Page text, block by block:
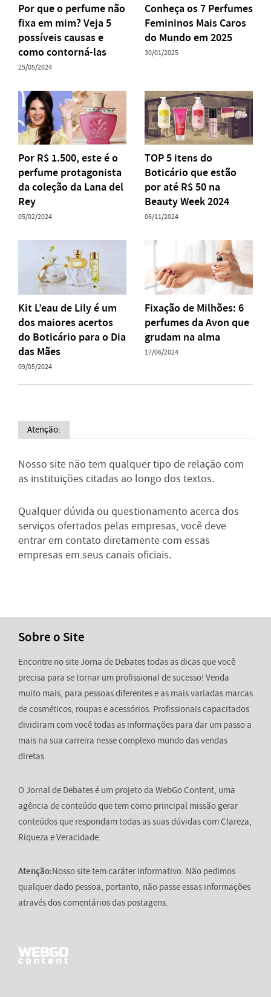
Por que o perfume não
fixa em mim? Veja 5
possíveis causas e
como contorná-las
25/05/2024
Conheça os 7 Perfumes
Femininos Mais Caros
do Mundo em 2025
30/01/2025
Por R$ 1.500, este é o
perfume protagonista
da coleção da Lana del
Rey
05/02/2024
TOP 5 itens do
Boticário que estão
por até R$ 50 na
Beauty Week 2024
06/11/2024
Kit L’eau de Lily é um
dos maiores acertos
do Boticário para o Dia
das Mães
09/05/2024
Fixação de Milhões: 6
perfumes da Avon que
grudam na alma
17/06/2024
Atenção:
Nosso site não tem qualquer tipo de relação com
as instituições citadas ao longo dos textos.
Qualquer dúvida ou questionamento acerca dos
serviços ofertados pelas empresas, você deve
entrar em contato diretamente com essas
empresas em seus canais oficiais.
Sobre o Site
Encontre no site Jorna de Debates todas as dicas que você
precisa para se tornar um profissional de sucesso! Venda
muito mais, para pessoas diferentes e as mais variadas marcas
de cosméticos, roupas e acessórios. Profissionais capacitados
dividiram com você todas as informações para dar um passo a
mais na sua carreira nesse complexo mundo das vendas
diretas.
O Jornal de Debates é um projeto da WebGo Content, uma
agência de conteúdo que tem como principal missão gerar
conteúdos que respondam todas as suas dúvidas com Clareza,
Riqueza e Veracidade.
Atenção:Nosso site tem caráter informativo. Não pedimos
qualquer dado pessoa, portanto, não passe essas informações
através dos comentários das postagens.